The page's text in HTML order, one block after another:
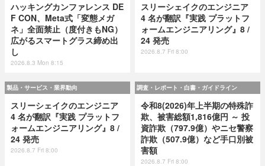
ハッキングカンファレンス DE
F CON、Meta式「変態メガ
ネ」全面禁止（度付きもNG）
広がるスマートグラス締め出
し
2026.8.3 Mon 8:15
スリーシェイクのエンジニア
4 名が翻訳『実践 プラットフ
ォームエンジニアリング』8 /
24 発売
2026.8.7 Fri 8:00
製品・サービス・業界動向
スリーシェイクのエンジニア
4 名が翻訳『実践 プラットフ
ォームエンジニアリング』8 /
24 発売
2026.8.7 Fri 8:00
調査・レポート・白書・ガイドライン
令和8(2026)年上半期の特殊詐
欺、被害総額1,816億円 ～ 投
資詐欺（797.9億）やニセ警察
詐欺（507.9億）など手口別被
害額
2026.8.7 Fri 8:00